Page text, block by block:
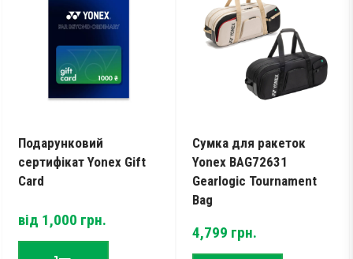
Тестові ракетки
Гравці Yonex
Намотки
Гравці Yonex
Подарунковий
сертифікат Yonex Gift
Card
від 1,000 грн.
Сумка для ракеток
Yonex BAG72631
Gearlogic Tournament
Bag
4,799 грн.